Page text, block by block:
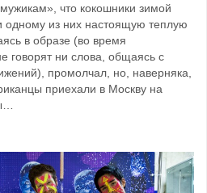
что кокошники зимой
одному из них настоящую теплую
в образе (во время
говорят ни слова, общаясь с
промолчал, но, наверняка,
приехали в Москву на